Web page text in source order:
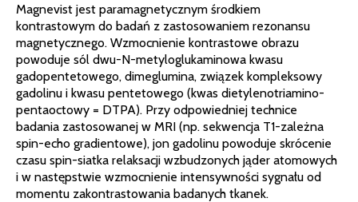
Magnevist jest paramagnetycznym środkiem
kontrastowym do badań z zastosowaniem rezonansu
magnetycznego. Wzmocnienie kontrastowe obrazu
powoduje sól dwu-N-metyloglukaminowa kwasu
gadopentetowego, dimeglumina, związek kompleksowy
gadolinu i kwasu pentetowego (kwas dietylenotriamino-
pentaoctowy = DTPA). Przy odpowiedniej technice
badania zastosowanej w MRI (np. sekwencja T1-zależna
spin-echo gradientowe), jon gadolinu powoduje skrócenie
czasu spin-siatka relaksacji wzbudzonych jąder atomowych
i w następstwie wzmocnienie intensywności sygnału od
momentu zakontrastowania badanych tkanek.